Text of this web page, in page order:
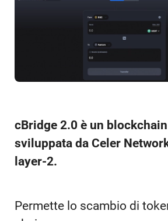
cBridge 2.0 è un
sviluppata da Celer
layer-2.
Permette lo scambio di